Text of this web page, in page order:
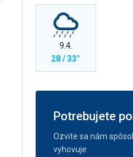
9.4.
28 / 33°
Potrebujete
Ozvite sa nám
vyhovuje